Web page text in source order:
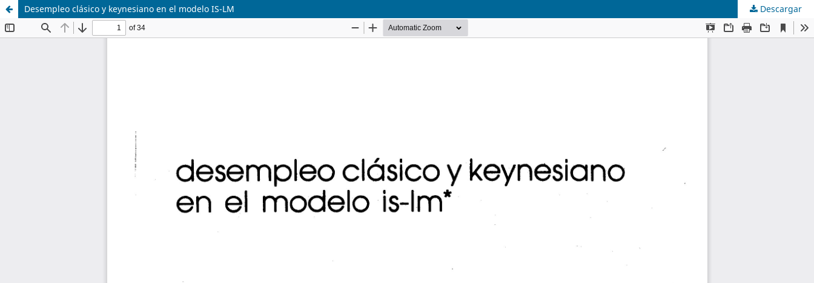
Desempleo clásico y keynesiano en el modelo IS-LM Descargar